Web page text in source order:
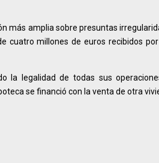
más amplia sobre presuntas
cuatro millones de euros recibidos
la legalidad de todas sus
se financió con la venta de otra